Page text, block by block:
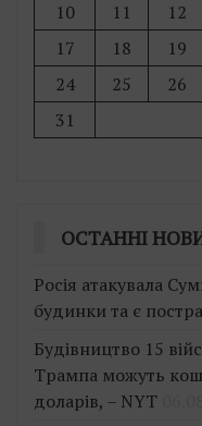
10
11 12
17
18 19
24
25 26
31
ОСТАННІ
Росія атакувала
будинки та є
Будівництво 15
Трампа можуть
доларів, – NYT